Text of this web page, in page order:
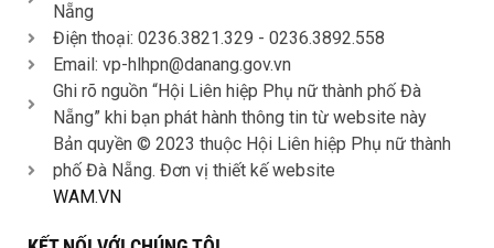
Nẵng
Điện thoại: 0236.3821.329 - 0236.3892.558
Email: vp-hlhpn@danang.gov.vn
Ghi rõ nguồn “Hội Liên hiệp Phụ nữ thành phố Đà
Nẵng” khi bạn phát hành thông tin từ website này
Bản quyền © 2023 thuộc Hội Liên hiệp Phụ nữ thành
phố Đà Nẵng. Đơn vị thiết kế website
WAM.VN